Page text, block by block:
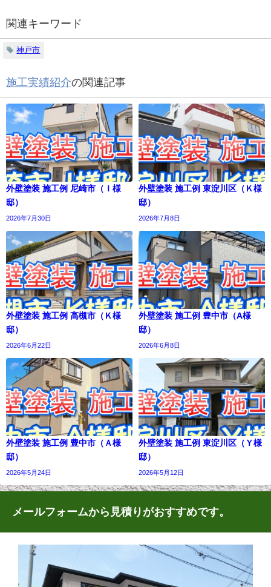
関連キーワード
神戸市
施工実績紹介の関連記事
外壁塗装 施工例 尼崎市（Ｉ様
邸）
2026年7月30日
外壁塗装 施工例 東淀川区（Ｋ様
邸）
2026年7月8日
外壁塗装 施工例 高槻市（Ｋ様
邸）
2026年6月22日
外壁塗装 施工例 豊中市（A様
邸）
2026年6月8日
外壁塗装 施工例 豊中市（Ａ様
邸）
2026年5月24日
外壁塗装 施工例 東淀川区（Ｙ様
邸）
2026年5月12日
メールフォームから見積りがおすすめです。